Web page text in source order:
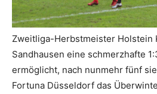
Zweitliga-Herbstmeister Holstein
Sandhausen eine schmerzhafte
ermöglicht, nach nunmehr fünf
Fortuna Düsseldorf das